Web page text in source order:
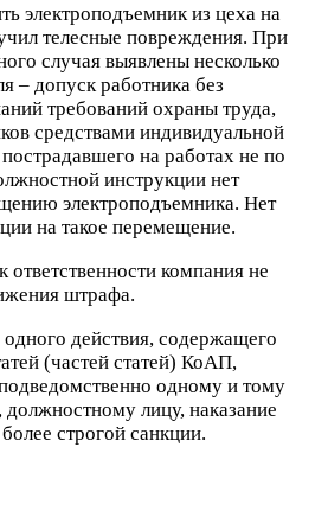
электроподъемник из цеха на
телесные повреждения. При
случая выявлены несколько
– допуск работника без
требований охраны труда,
средствами индивидуальной
на работах не по
инструкции нет
электроподъемника. Нет
на такое перемещение.
компания не
штрафа.
действия, содержащего
(частей статей) КоАП,
одному и тому
должностному лицу, наказание
строгой санкции.